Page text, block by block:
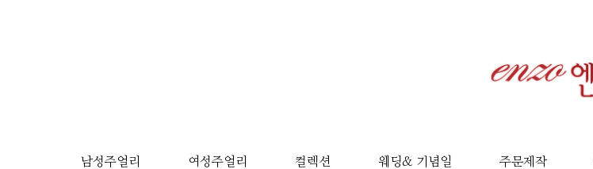
남성주얼리 여성주얼리 컬렉션 웨딩& 기념일 주문제작